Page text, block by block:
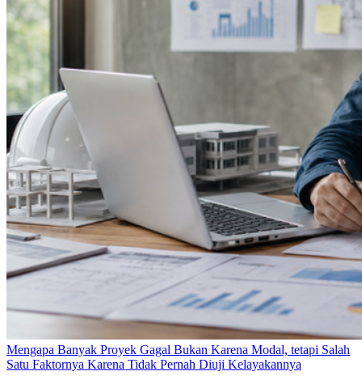
Mengapa Banyak Proyek Gagal Bukan Karena Modal, tetapi Salah
Satu Faktornya Karena Tidak Pernah Diuji Kelayakannya